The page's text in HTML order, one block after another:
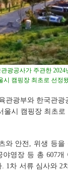
광공사가 주관한 2024
시 캠핑장 최초로 선정
관광부와 한국관광
울시 캠핑장 최초
안전, 위생 등을
영장 등 총 607개
1차 서류 심사와 2